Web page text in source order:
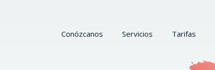
Conózcanos Servicios Tarifas